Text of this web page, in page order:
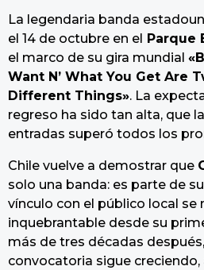
La legendaria banda
el 14 de octubre en el Parque
el marco de su gira mundial
Want N’ What You Get Are
Different Things». La
regreso ha sido tan alta, que
entradas superó todos los
Chile vuelve a demostrar que
solo una banda: es parte de
vínculo con el público local se
inquebrantable desde su
más de tres décadas
convocatoria sigue